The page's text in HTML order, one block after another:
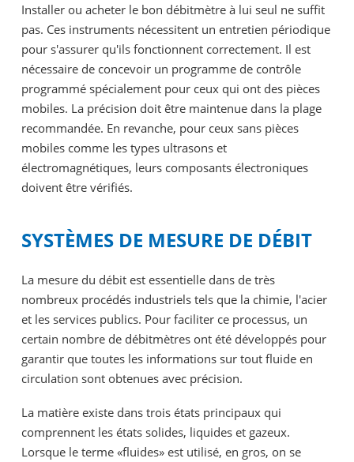
Installer ou acheter le bon débitmètre à lui seul ne suffit
pas. Ces instruments nécessitent un entretien périodique
pour s'assurer qu'ils fonctionnent correctement. Il est
nécessaire de concevoir un programme de contrôle
programmé spécialement pour ceux qui ont des pièces
mobiles. La précision doit être maintenue dans la plage
recommandée. En revanche, pour ceux sans pièces
mobiles comme les types ultrasons et
électromagnétiques, leurs composants électroniques
doivent être vérifiés.
SYSTÈMES DE MESURE DE DÉBIT
La mesure du débit est essentielle dans de très
nombreux procédés industriels tels que la chimie, l'acier
et les services publics. Pour faciliter ce processus, un
certain nombre de débitmètres ont été développés pour
garantir que toutes les informations sur tout fluide en
circulation sont obtenues avec précision.
La matière existe dans trois états principaux qui
comprennent les états solides, liquides et gazeux.
Lorsque le terme «fluides» est utilisé, en gros, on se